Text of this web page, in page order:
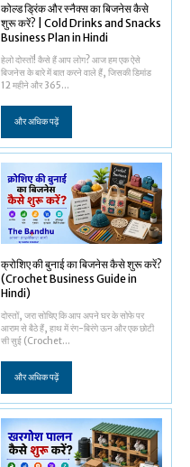
कोल्ड ड्रिंक और स्नैक्स का बिजनेस कैसे
शुरू करें? | Cold Drinks and Snacks
Business Plan in Hindi
हेलो दोस्तों! कैसे हैं आप लोग? आज हम एक ऐसे
बिजनेस के बारे में बात करने वाले हैं, जिसकी डिमांड
12 महीने और 365...
और अधिक पढ़ें
क्रोशिए की बुनाई का बिजनेस कैसे शुरू करें?
(Crochet Business Guide in
Hindi)
दोस्तों, जरा सोचिए कि आप अपने घर के सोफे पर
आराम से बैठे हैं, हाथ में रंग-बिरंगे ऊन और एक छोटी
सी सुई (Crochet...
और अधिक पढ़ें